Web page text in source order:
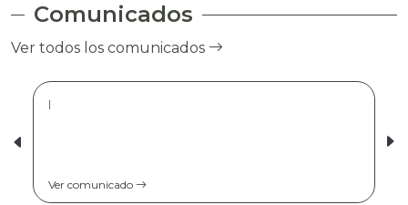
Comunicados
Ver todos los comunicados
|
Ver comunicado